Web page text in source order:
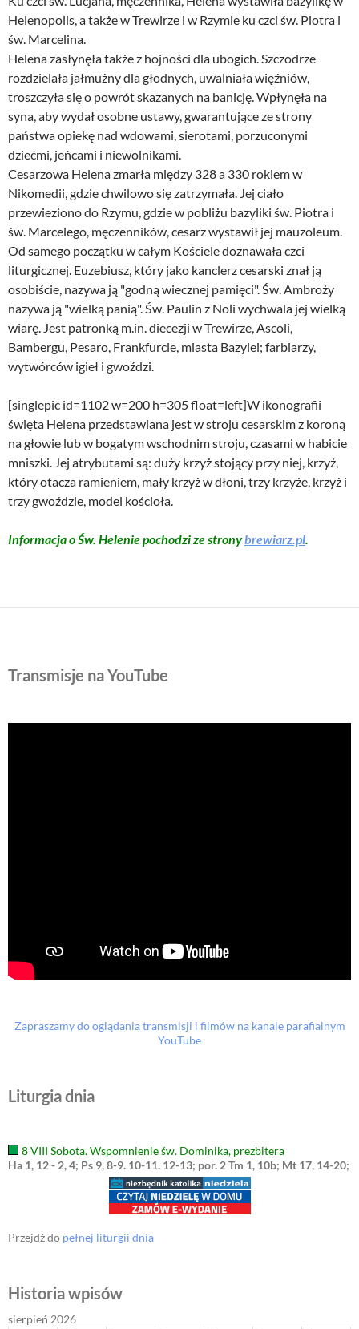
Helenopolis, a także w Trewirze i w Rzymie ku czci św. Piotra i
św. Marcelina.
Helena zasłynęła także z hojności dla ubogich. Szczodrze
rozdzielała jałmużny dla głodnych, uwalniała więźniów,
troszczyła się o powrót skazanych na banicję. Wpłynęła na
syna, aby wydał osobne ustawy, gwarantujące ze strony
państwa opiekę nad wdowami, sierotami, porzuconymi
dziećmi, jeńcami i niewolnikami.
Cesarzowa Helena zmarła między 328 a 330 rokiem w
Nikomedii, gdzie chwilowo się zatrzymała. Jej ciało
przewieziono do Rzymu, gdzie w pobliżu bazyliki św. Piotra i
św. Marcelego, męczenników, cesarz wystawił jej mauzoleum.
Od samego początku w całym Kościele doznawała czci
liturgicznej. Euzebiusz, który jako kanclerz cesarski znał ją
osobiście, nazywa ją "godną wiecznej pamięci". Św. Ambroży
nazywa ją "wielką panią". Św. Paulin z Noli wychwala jej wielką
wiarę. Jest patronką m.in. diecezji w Trewirze, Ascoli,
Bambergu, Pesaro, Frankfurcie, miasta Bazylei; farbiarzy,
wytwórców igieł i gwoździ.
[singlepic id=1102 w=200 h=305 float=left]W ikonografii
święta Helena przedstawiana jest w stroju cesarskim z koroną
na głowie lub w bogatym wschodnim stroju, czasami w habicie
mniszki. Jej atrybutami są: duży krzyż stojący przy niej, krzyż,
który otacza ramieniem, mały krzyż w dłoni, trzy krzyże, krzyż i
trzy gwoździe, model kościoła.
Informacja o Św. Helenie pochodzi ze stronybrewiarz.pl.
Transmisje na YouTube
Zapraszamy do oglądania transmisji i filmów na kanale parafialnym
YouTube
Liturgia dnia
8 VIII Sobota. Wspomnienie św. Dominika, prezbitera
Ha 1, 12 - 2, 4; Ps 9, 8-9. 10-11. 12-13; por. 2 Tm 1, 10b; Mt 17, 14-20;
Przejdź do pełnej liturgii dnia
Historia wpisów
sierpień 2026